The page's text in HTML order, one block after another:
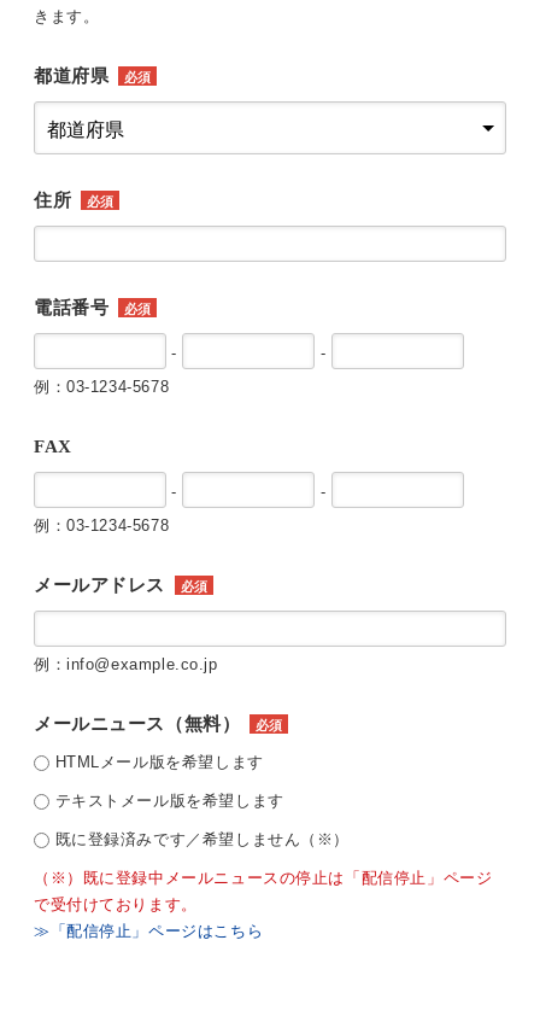
きます。
都道府県 必須
住所 必須
電話番号 必須
-
-
例：03-1234-5678
FAX
-
-
例：03-1234-5678
メールアドレス 必須
例：info@example.co.jp
メールニュース（無料） 必須
HTMLメール版を希望します
テキストメール版を希望します
既に登録済みです／希望しません（※）
（※）既に登録中メールニュースの停止は「配信停止」ページ
で受付けております。
≫「配信停止」ページはこちら